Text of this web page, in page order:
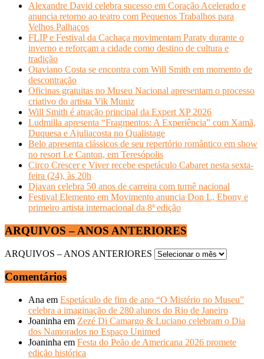
Alexandre David celebra sucesso em Coração Acelerado e
anuncia retorno ao teatro com Pequenos Trabalhos para
Velhos Palhaços
FLIP e Festival da Cachaça movimentam Paraty durante o
inverno e reforçam a cidade como destino de cultura e
tradição
Otaviano Costa se encontra com Will Smith em momento de
descontração
Oficinas gratuitas no Museu Nacional apresentam o processo
criativo do artista Vik Muniz
Will Smith é atração principal da Expert XP 2026
Ludmilla apresenta “Fragmentos: A Experiência” com Xamã,
Duquesa e Ajuliacosta no Qualistage
Belo apresenta clássicos de seu repertório romântico em show
no resort Le Canton, em Teresópolis
Circo Crescer e Viver recebe espetáculo Cabaret nesta sexta-
feira (24), às 20h
Djavan celebra 50 anos de carreira com turnê nacional
Festival Elemento em Movimento anuncia Don L, Ebony e
primeiro artista internacional da 8ª edição
ARQUIVOS – ANOS ANTERIORES
ARQUIVOS – ANOS ANTERIORES
Comentários
Ana em Espetáculo de fim de ano “O Mistério no Museu”
celebra a imaginação de 280 alunos do Rio de Janeiro
Joaninha em Zezé Di Camargo & Luciano celebram o Dia
dos Namorados no Espaço Unimed
Joaninha em Festa do Peão de Americana 2026 promete
edição histórica